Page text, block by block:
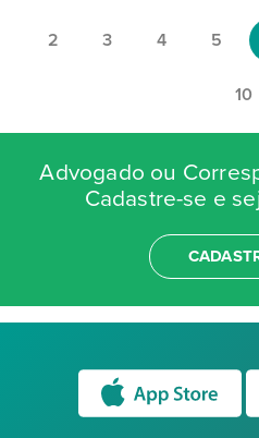
2 3 4 5
10
Advogado ou
Cadastre-se e